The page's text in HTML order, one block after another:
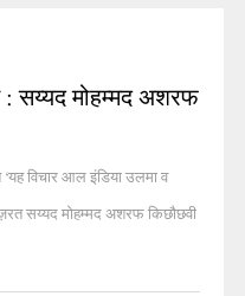
: सय्यद मोहम्मद अशरफ
‘यह विचार आल इंडिया उलमा व
सय्यद मोहम्मद अशरफ किछौछवी